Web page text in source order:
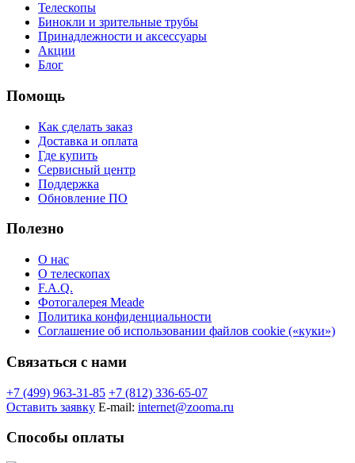
Телескопы
Бинокли и зрительные трубы
Принадлежности и аксессуары
Акции
Блог
Помощь
Как сделать заказ
Доставка и оплата
Где купить
Сервисный центр
Поддержка
Обновление ПО
Полезно
О нас
О телескопах
F.A.Q.
Фотогалерея Meade
Политика конфиденциальности
Соглашение об использовании файлов cookie («куки»)
Связаться с нами
+7 (499) 963-31-85 +7 (812) 336-65-07
Оставить заявку E-mail: internet@zooma.ru
Способы оплаты